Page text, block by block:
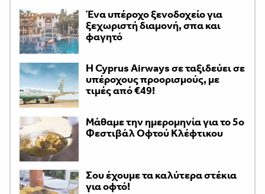
Ένα υπέροχο ξενοδοχείο για
ξεχωριστή διαμονή, σπα και
φαγητό
H Cyprus Airways σε ταξιδεύει σε
υπέροχους προορισμούς, με
τιμές από €49!
Μάθαμε την ημερομηνία για το 5ο
Φεστιβάλ Οφτού Κλέφτικου
Σου έχουμε τα καλύτερα στέκια
για οφτό!